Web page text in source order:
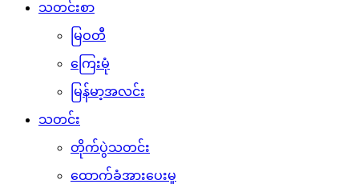
သတင်းစာ
မြဝတီ
ကြေးမုံ
မြန်မာ့အလင်း
သတင်း
တိုက်ပွဲသတင်း
ထောက်ခံအားပေးမှု